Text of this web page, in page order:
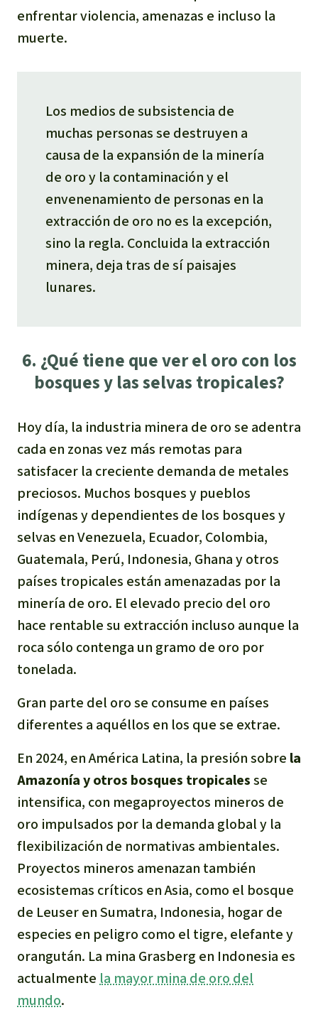
enfrentar violencia, amenazas e incluso la
muerte.
Los medios de subsistencia de
muchas personas se destruyen a
causa de la expansión de la minería
de oro y la contaminación y el
envenenamiento de personas en la
extracción de oro no es la excepción,
sino la regla. Concluida la extracción
minera, deja tras de sí paisajes
lunares.
6. ¿Qué tiene que ver el oro con los
bosques y las selvas tropicales?
Hoy día, la industria minera de oro se adentra
cada en zonas vez más remotas para
satisfacer la creciente demanda de metales
preciosos. Muchos bosques y pueblos
indígenas y dependientes de los bosques y
selvas en Venezuela, Ecuador, Colombia,
Guatemala, Perú, Indonesia, Ghana y otros
países tropicales están amenazadas por la
minería de oro. El elevado precio del oro
hace rentable su extracción incluso aunque la
roca sólo contenga un gramo de oro por
tonelada.
Gran parte del oro se consume en países
diferentes a aquéllos en los que se extrae.
En 2024, en América Latina, la presión sobre la
Amazonía y otros bosques tropicalesse
intensifica, con megaproyectos mineros de
oro impulsados por la demanda global y la
flexibilización de normativas ambientales.
Proyectos mineros amenazan también
ecosistemas críticos en Asia, como el bosque
de Leuser en Sumatra, Indonesia, hogar de
especies en peligro como el tigre, elefante y
orangután. La mina Grasberg en Indonesia es
actualmente la mayor mina de oro del
mundo.